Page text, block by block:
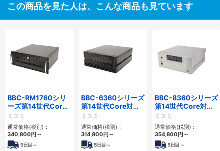
この商品を見た人は、こんな商品も見ています
BBC-RM1760シリ
ーズ第14世代Core
対応ラックマウント
3PCIe
ミスミ
通常価格(税別)：
340,800円～
5日目～
BBC-6360シリーズ
第14世代Core対応
小型フロアマウント
2PCIe
ミスミ
通常価格(税別)：
314,800円～
5日目～
BBC-8360シリーズ
第14世代Core対応
フロアマウント
2PCIe
ミスミ
通常価格(税別)：
354,800円～
5日目～